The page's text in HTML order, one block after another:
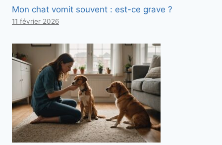
Mon chat vomit souvent : est-ce grave ?
11 février 2026